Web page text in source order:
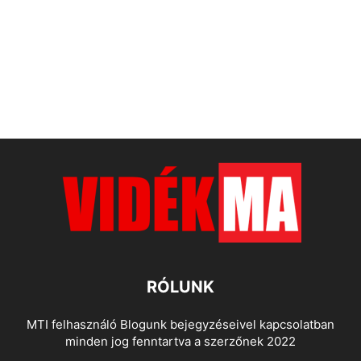
RÓLUNK
MTI felhasználó Blogunk bejegyzéseivel kapcsolatban
minden jog fenntartva a szerzőnek 2022